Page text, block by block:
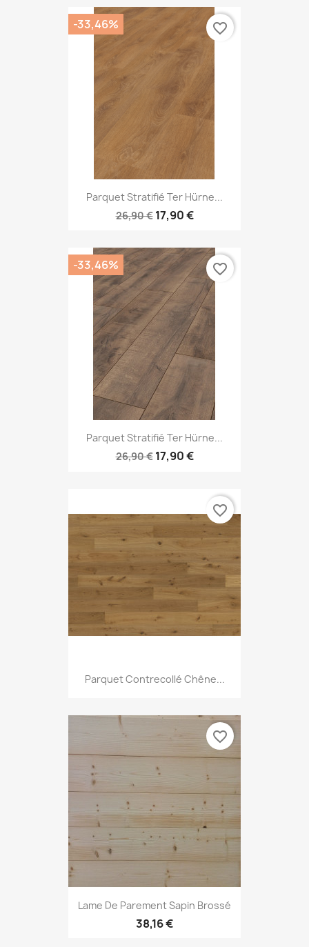
Parquet Stratifié Ter Hürne...
26,90 € 17,90 €
-33,46% favorite_border
Parquet Stratifié Ter Hürne...
26,90 € 17,90 €
-33,46% favorite_border
Parquet Contrecollé Chêne...
favorite_border
Lame De Parement Sapin Brossé
38,16 €
favorite_border